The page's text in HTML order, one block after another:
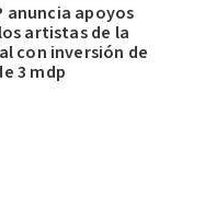
anuncia apoyos
artistas de la
con inversión de
3 mdp